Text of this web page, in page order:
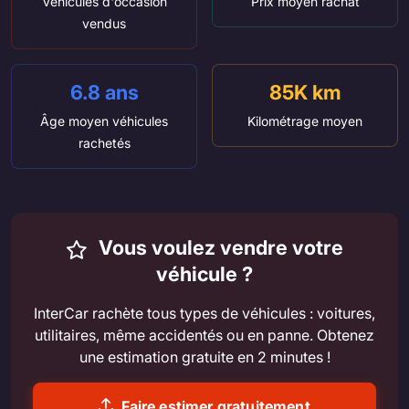
vendus
6.8 ans
Âge moyen véhicules
rachetés
85K km
Kilométrage moyen
Vous voulez vendre votre
véhicule ?
InterCar rachète tous types de véhicules : voitures,
utilitaires, même accidentés ou en panne. Obtenez
une estimation gratuite en 2 minutes !